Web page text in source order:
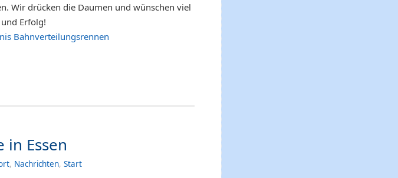
Wir drücken die Daumen und wünschen viel
Erfolg!
Bahnverteilungsrennen
in Essen
, Nachrichten, Start